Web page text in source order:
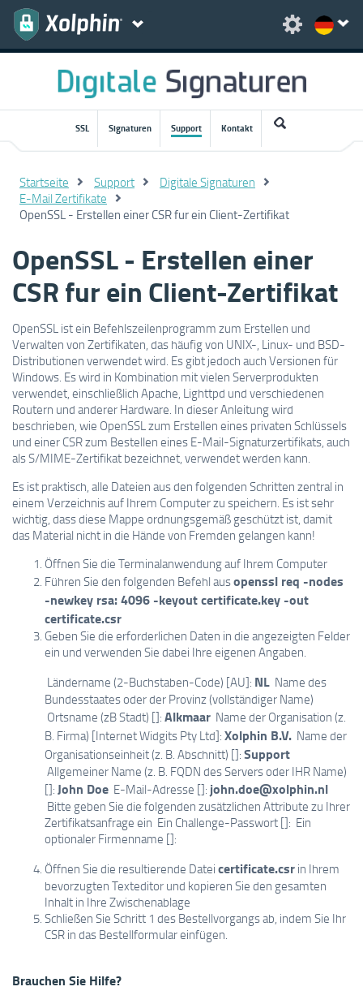
SSL Signaturen Support Kontakt
Startseite Support
Digitale Signaturen
E-Mail Zertifikate
OpenSSL - Erstellen einer CSR fur ein Client-Zertifikat
OpenSSL - Erstellen einer
CSR fur ein Client-Zertifikat
OpenSSL ist ein Befehlszeilenprogramm zum Erstellen und
Verwalten von Zertifikaten, das häufig von UNIX-, Linux- und BSD-
Distributionen verwendet wird. Es gibt jedoch auch Versionen für
Windows. Es wird in Kombination mit vielen Serverprodukten
verwendet, einschließlich Apache, Lighttpd und verschiedenen
Routern und anderer Hardware. In dieser Anleitung wird
beschrieben, wie OpenSSL zum Erstellen eines privaten Schlüssels
und einer CSR zum Bestellen eines E-Mail-Signaturzertifikats, auch
als S/MIME-Zertifikat bezeichnet, verwendet werden kann.
Es ist praktisch, alle Dateien aus den folgenden Schritten zentral in
einem Verzeichnis auf Ihrem Computer zu speichern. Es ist sehr
wichtig, dass diese Mappe ordnungsgemäß geschützt ist, damit
das Material nicht in die Hände von Fremden gelangen kann!
Öffnen Sie die Terminalanwendung auf Ihrem Computer
Führen Sie den folgenden Befehl ausopenssl req -nodes
-newkey rsa: 4096 -keyout certificate.key -out
certificate.csr
Geben Sie die erforderlichen Daten in die angezeigten Felder
ein und verwenden Sie dabei Ihre eigenen Angaben.
Ländername (2-Buchstaben-Code) [AU]: NL Name des
Bundesstaates oder der Provinz (vollständiger Name)
Ortsname (zB Stadt) []: Alkmaar Name der Organisation (z.
B. Firma) [Internet Widgits Pty Ltd]: Xolphin B.V. Name der
Organisationseinheit (z. B. Abschnitt) []: Support
Allgemeiner Name (z. B. FQDN des Servers oder IHR Name)
[]: John Doe E-Mail-Adresse []: john.doe@xolphin.nl
Bitte geben Sie die folgenden zusätzlichen Attribute zu Ihrer
Zertifikatsanfrage ein Ein Challenge-Passwort []: Ein
optionaler Firmenname []:
Öffnen Sie die resultierende Datei certificate.csr in Ihrem
bevorzugten Texteditor und kopieren Sie den gesamten
Inhalt in Ihre Zwischenablage
Schließen Sie Schritt 1 des Bestellvorgangs ab, indem Sie Ihr
CSR in das Bestellformular einfügen.
Brauchen Sie Hilfe?